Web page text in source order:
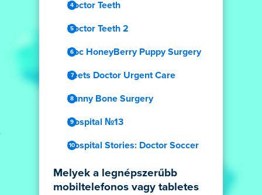
Doctor Teeth
Doctor Teeth 2
Doc HoneyBerry Puppy Surgery
Feets Doctor Urgent Care
Funny Bone Surgery
Hospital №13
Hospital Stories: Doctor Soccer
Melyek a legnépszerűbb
mobiltelefonos vagy tabletes